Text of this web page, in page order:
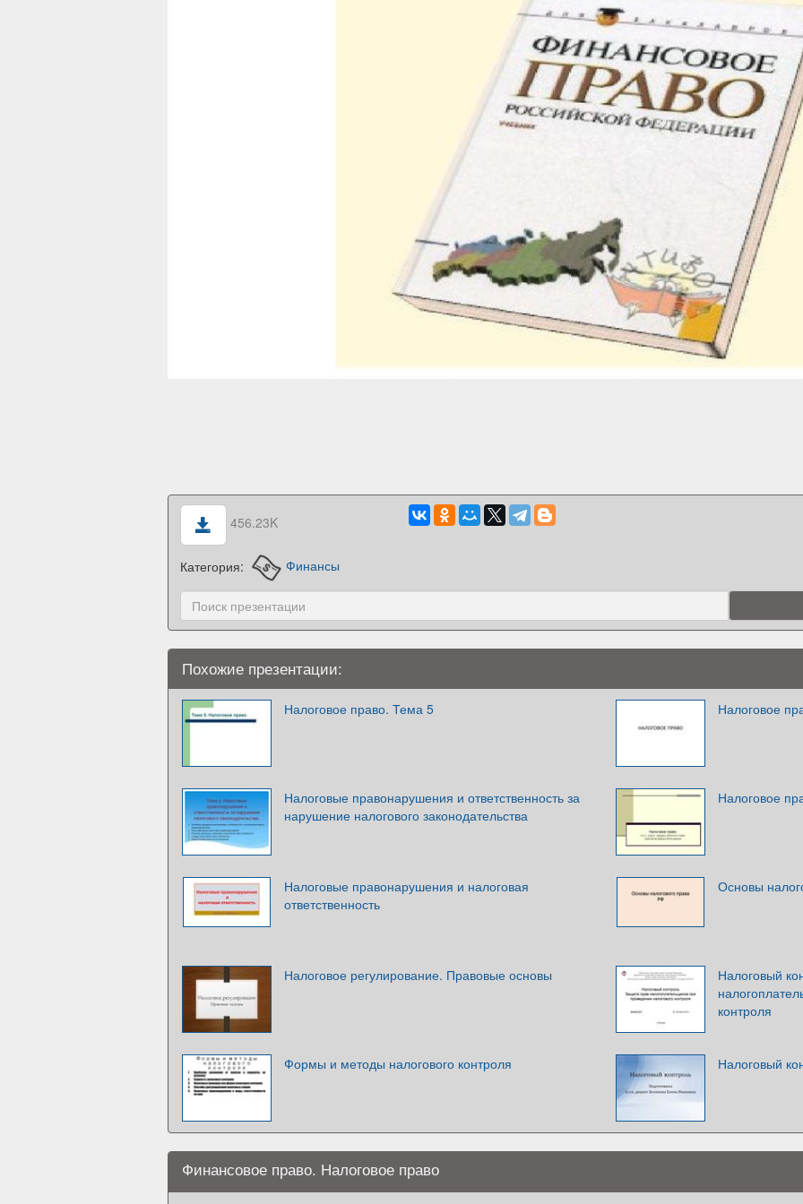
456.23K
Категория: Финансы
Похожие презентации:
Налоговое право. Тема 5 Налоговое
Налоговые правонарушения и ответственность за
нарушение налогового законодательства
Налоговое
Налоговые правонарушения и налоговая
ответственность
Основы
Налоговое регулирование. Правовые основы
Налоговый
контроля
Формы и методы налогового контроля Налоговый
Финансовое право. Налоговое право